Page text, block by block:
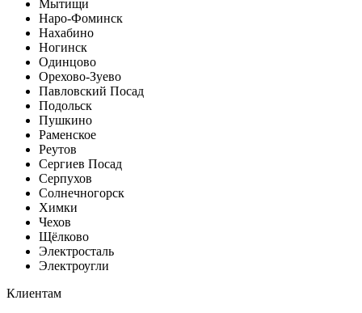
Мытищи
Наро-Фоминск
Нахабино
Ногинск
Одинцово
Орехово-Зуево
Павловский Посад
Подольск
Пушкино
Раменское
Реутов
Сергиев Посад
Серпухов
Солнечногорск
Химки
Чехов
Щёлково
Электросталь
Электроугли
Клиентам